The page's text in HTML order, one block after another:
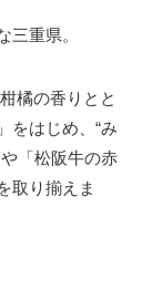
三重県。
橘の香りとと
をはじめ、“み
「松阪牛の赤
取り揃えま